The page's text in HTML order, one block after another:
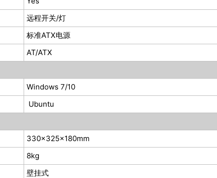
远程开关/灯
标准ATX电源
AT/ATX
Windows 7/10
Ubuntu
330x325x180mm
8kg
壁挂式